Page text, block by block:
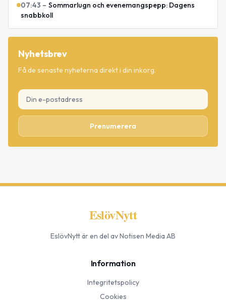
07:43 – Sommarlugn och evenemangspepp: Dagens
snabbkoll
Nyhetsbrev
Få de senaste nyheterna direkt i din inkorg.
Prenumerera
EslövNytt
EslövNyttär en del av Notisen Media AB
Information
Integritetspolicy
Cookies